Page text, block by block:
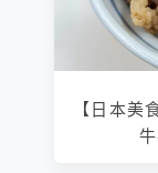
【日本美